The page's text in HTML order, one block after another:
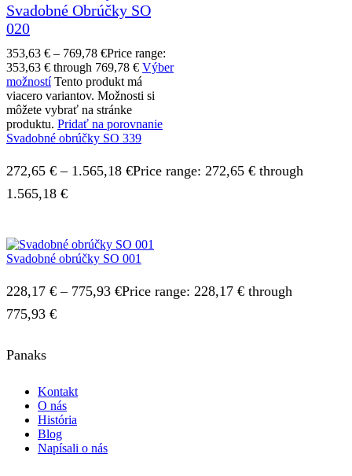
Svadobné Obrúčky SO
020
353,63 € – 769,78 €Price range:
353,63 € through 769,78 € Výber
možností Tento produkt má
viacero variantov. Možnosti si
môžete vybrať na stránke
produktu. Pridať na porovnanie
Svadobné obrúčky SO 339
272,65 € – 1.565,18 €Price range: 272,65 € through
1.565,18 €
Svadobné obrúčky SO 001
228,17 € – 775,93 €Price range: 228,17 € through
775,93 €
Panaks
Kontakt
O nás
História
Blog
Napísali o nás